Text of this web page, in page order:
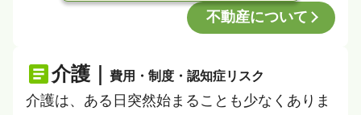
不動産について
介護｜ 費用・制度・認知症リスク
介護は、ある日突然始まることも少なくありま